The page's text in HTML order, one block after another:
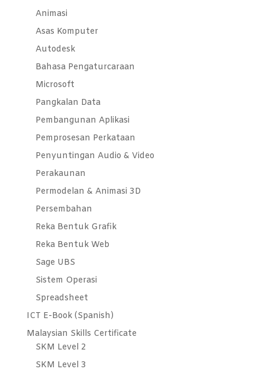
Animasi
Asas Komputer
Autodesk
Bahasa Pengaturcaraan
Microsoft
Pangkalan Data
Pembangunan Aplikasi
Pemprosesan Perkataan
Penyuntingan Audio & Video
Perakaunan
Permodelan & Animasi 3D
Persembahan
Reka Bentuk Grafik
Reka Bentuk Web
Sage UBS
Sistem Operasi
Spreadsheet
ICT E-Book (Spanish)
Malaysian Skills Certificate
SKM Level 2
SKM Level 3